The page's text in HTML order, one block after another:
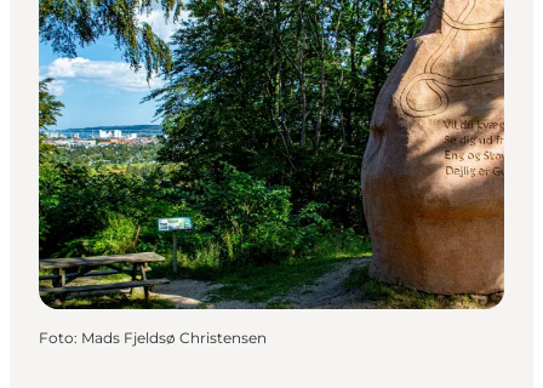
Foto: Mads Fjeldsø Christensen